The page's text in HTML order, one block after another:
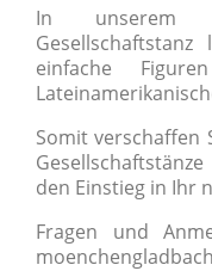
In unserem
einfache
Somit verschaffen
den Einstieg in Ihr
Fragen und